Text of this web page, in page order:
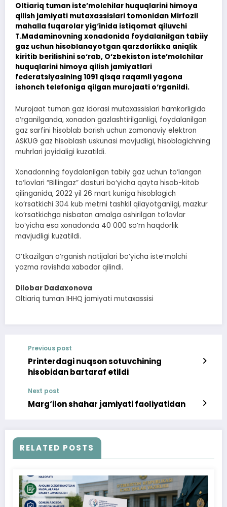
Oltiariq tuman iste’molchilar huquqlarini himoya
qilish jamiyati mutaxassislari tomonidan Mirfozil
mahalla fuqarolar yig‘inida istiqomat qiluvchi
T.Madaminovning xonadonida foydalanilgan tabiiy
gaz uchun hisoblanayotgan qarzdorlikka aniqlik
kiritib berilishini so‘rab, O‘zbekiston iste’molchilar
huquqlarini himoya qilish jamiyatlari
federatsiyasining 1091 qisqa raqamli yagona
ishonch telefoniga qilgan murojaati o‘rganildi.
Murojaat tuman gaz idorasi mutaxassislari hamkorligida
o‘rganilganda, xonadon gazlashtirilganligi, foydalanilgan
gaz sarfini hisoblab borish uchun zamonaviy elektron
ASKUG gaz hisoblash uskunasi mavjudligi, hisoblagichning
muhrlari joyidaligi kuzatildi.
Xonadonning foydalanilgan tabiiy gaz uchun to‘langan
to‘lovlari “Billingaz” dasturi bo‘yicha qayta hisob-kitob
qilinganida, 2022 yil 26 mart kuniga hisoblagich
ko‘rsatkichi 304 kub metrni tashkil qilayotganligi, mazkur
ko‘rsatkichga nisbatan amalga oshirilgan to‘lovlar
bo‘yicha esa xonadonda 40 000 so‘m haqdorlik
mavjudligi kuzatildi.
O‘tkazilgan o‘rganish natijalari bo‘yicha iste’molchi
yozma ravishda xabador qilindi.
Dilobar Dadaxonova
Oltiariq tuman IHHQ jamiyati mutaxassisi
Previous post
Printerdagi nuqson sotuvchining
hisobidan bartaraf etildi
Next post
Marg‘ilon shahar jamiyati faoliyatidan
RELATED POSTS